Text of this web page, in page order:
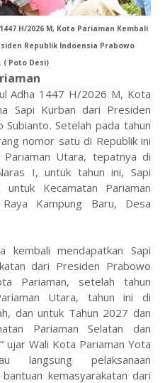
H/2026 M, Kota Pariaman Kembali
Republik Indoensia Prabowo
( Poto Desi)
Adha 1447 H/2026 M, Kota
Sapi Kurban dari Presiden
Setelah pada tahun
nomor satu di Republik ini
Utara, tepatnya di
I, untuk tahun ini, Sapi
Kecamatan Pariaman
Kampung Baru, Desa
kembali mendapatkan Sapi
dari Presiden Prabowo
Pariaman, setelah tahun
Utara, tahun ini di
dan untuk Tahun 2027 dan
Pariaman Selatan dan
ujar Wali Kota Pariaman Yota
langsung pelaksanaan
kemasyarakatan dari